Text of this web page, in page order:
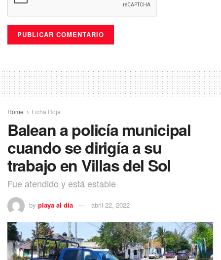
Home Ficha Roja
Balean a policía municipal
cuando se dirigía a su
trabajo en Villas del Sol
Fue atendido y está estable
by playa al dia abril 22, 2022